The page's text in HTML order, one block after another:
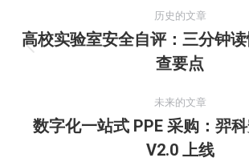
章
航
历史的文章
史
文
章：
高校实验室安全自评：三分钟
查要点
未来的文章
未
来
数字化一站式 PPE 采购：羿
V2.0 上线